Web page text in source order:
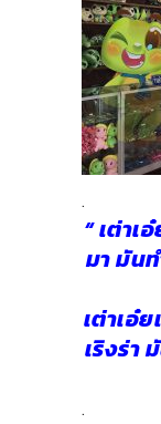
.
“ เต่าเ
มา มัน
เต่าเอ๋
เริงร่า
.